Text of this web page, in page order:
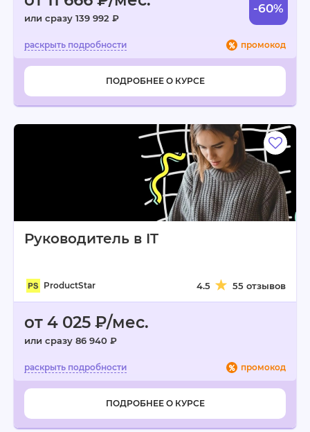
или сразу 139 992 ₽
-60%
промокод
ПОДРОБНЕЕ О КУРСЕ
Руководитель в IT
ProductStar 4.5 55 отзывов
от 4 025 ₽/мес.
или сразу 86 940 ₽
промокод
ПОДРОБНЕЕ О КУРСЕ